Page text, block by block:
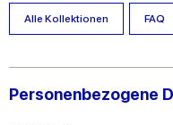
Alle Kollektionen FAQ
Personenbezogene